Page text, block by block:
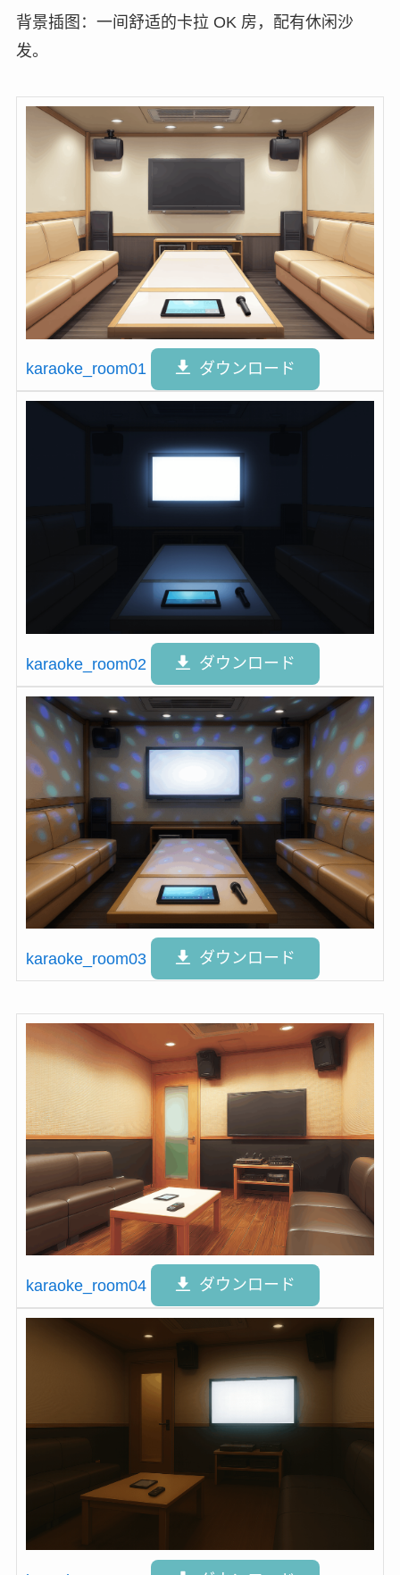
背景插图：一间舒适的卡拉 OK 房，配有休闲沙
发。
karaoke_room01 ダウンロード
karaoke_room02 ダウンロード
karaoke_room03 ダウンロード
karaoke_room04 ダウンロード